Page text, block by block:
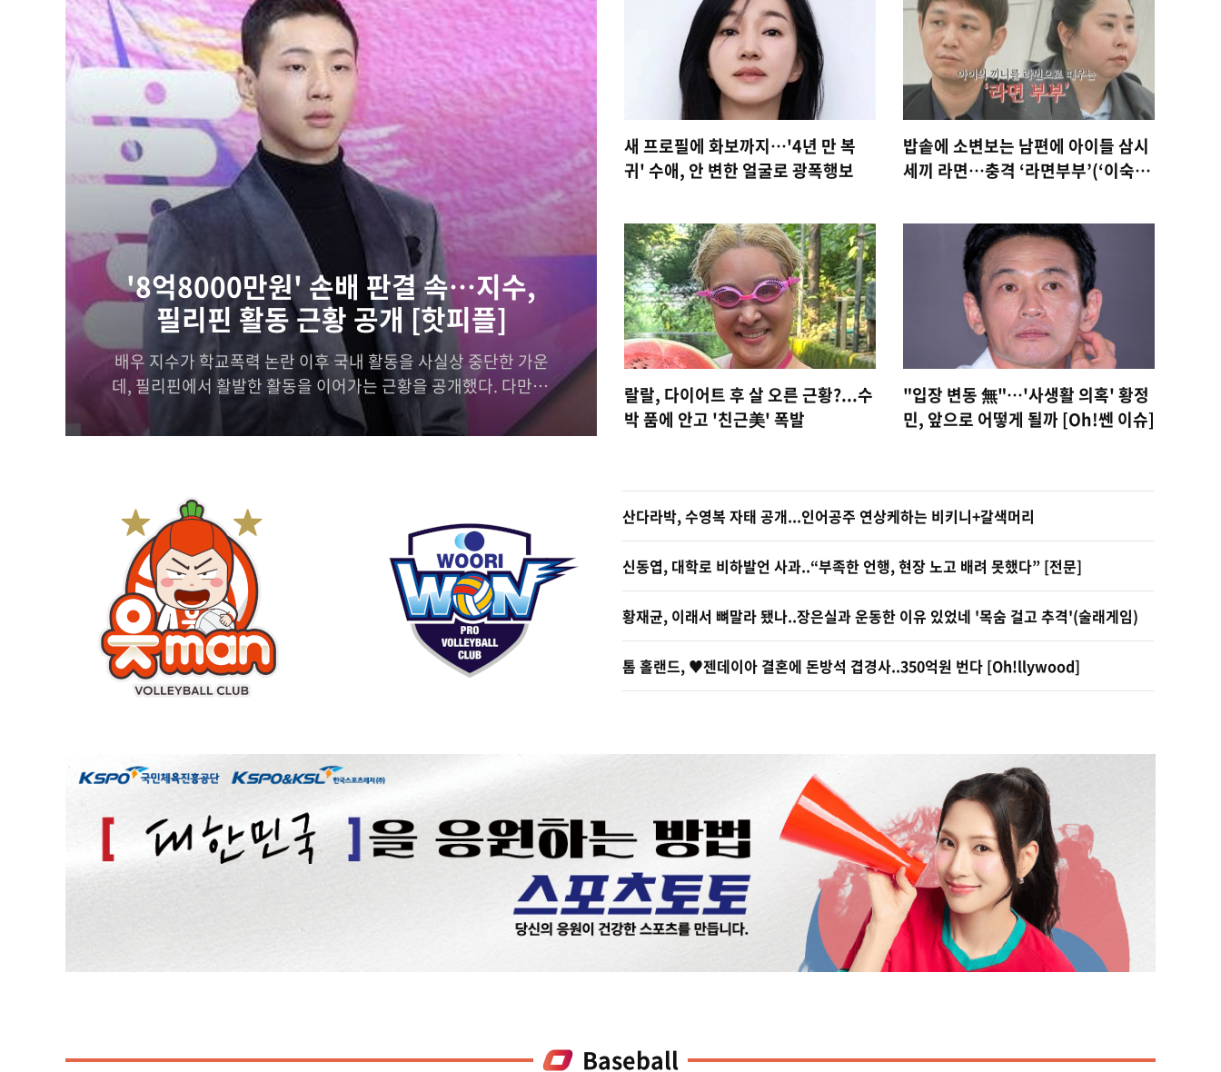
'8억8000만원' 손배 판결 속…지수,
필리핀 활동 근황 공개 [핫피플]
배우 지수가 학교폭력 논란 이후 국내 활동을 사실상 중단한 가운
데, 필리핀에서 활발한 활동을 이어가는 근황을 공개했다. 다만 과
거 논란의 여파는 여전히 법적 분쟁으로 이어지고 있다.지수는 6
일 자신의 SNS를 통해 한 의류 브랜드와 함께 필리핀의 한 유명
새 프로필에 화보까지…'4년 만 복
귀' 수애, 안 변한 얼굴로 광폭행보
밥솥에 소변보는 남편에 아이들 삼시
세끼 라면…충격 ‘라면부부’(‘이숙
랄랄, 다이어트 후 살 오른 근황?...수
박 품에 안고 '친근美' 폭발
"입장 변동 無"…'사생활 의혹' 황정
민, 앞으로 어떻게 될까 [Oh!쎈 이슈]
산다라박, 수영복 자태 공개...인어공주 연상케하는 비키니+갈색머리
신동엽, 대학로 비하발언 사과..“부족한 언행, 현장 노고 배려 못했다” [전문]
황재균, 이래서 뼈말라 됐나..장은실과 운동한 이유 있었네 '목숨 걸고 추격'(술래게임)
톰 홀랜드, ♥︎젠데이아 결혼에 돈방석 겹경사..350억원 번다 [Oh!llywood]
Baseball